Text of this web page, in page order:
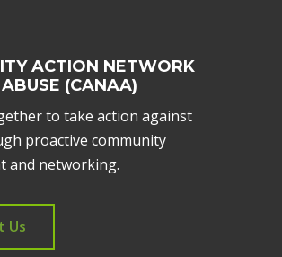
ACTION NETWORK
(CANAA)
to take action against
proactive community
and networking.
Us